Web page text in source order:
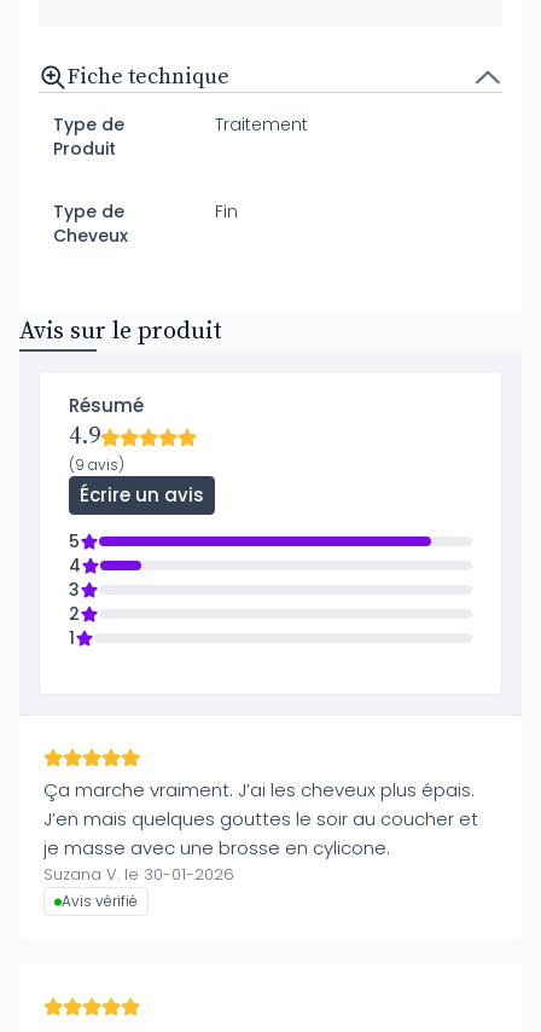
Fiche technique
Type de
Produit
Traitement
Type de
Cheveux
Fin
Avis sur le produit
Résumé
4.9
(9 avis)
Écrire un avis
5
4
3
2
1
Ça marche vraiment. J’ai les cheveux plus épais.
J’en mais quelques gouttes le soir au coucher et
je masse avec une brosse en cylicone.
Suzana V. le 30-01-2026
Avis vérifié